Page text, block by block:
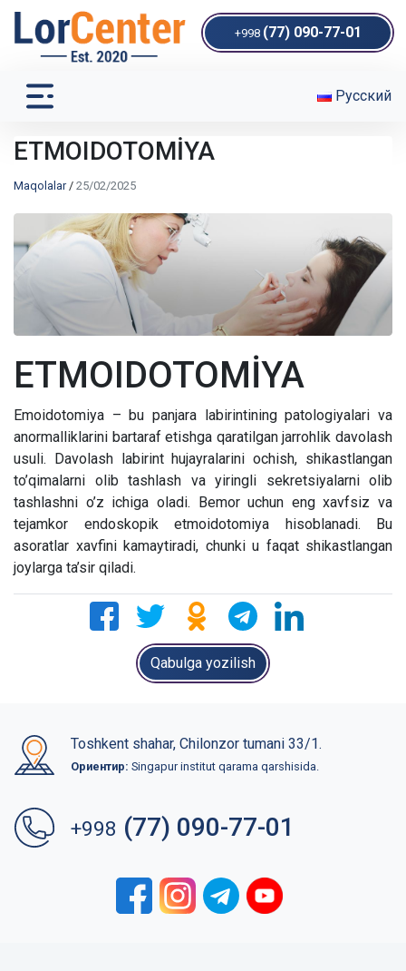
+998 (77) 090-77-01
Русский
ETMOIDOTOMİYA
Maqolalar/ 25/02/2025
ETMOIDOTOMİYA
Emoidotomiya – bu panjara labirintining patologiyalari va
anormalliklarini bartaraf etishga qaratilgan jarrohlik davolash
usuli. Davolash labirint hujayralarini ochish, shikastlangan
to’qimalarni olib tashlash va yiringli sekretsiyalarni olib
tashlashni o’z ichiga oladi. Bemor uchun eng xavfsiz va
tejamkor endoskopik etmoidotomiya hisoblanadi. Bu
asoratlar xavfini kamaytiradi, chunki u faqat shikastlangan
joylarga ta’sir qiladi.
Qabulga yozilish
Toshkent shahar, Chilonzor tumani 33/1.
Ориентир: Singapur institut qarama qarshisida.
+998 (77) 090-77-01